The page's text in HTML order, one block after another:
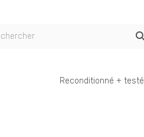
Reconditionné + testé